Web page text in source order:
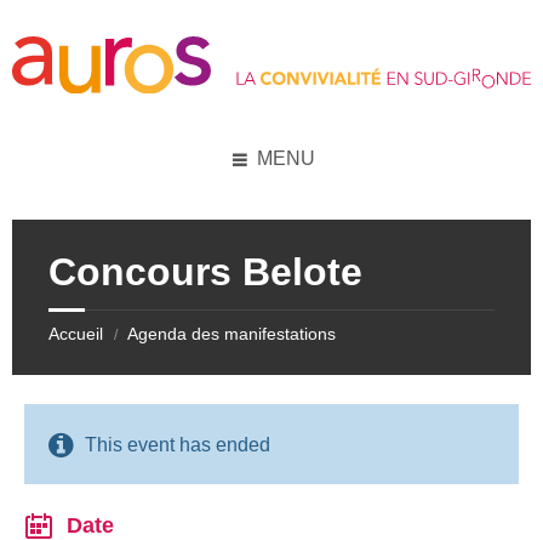
content
left
sidebar
right
sidebar
footer
MENU
Concours Belote
Accueil / Agenda des manifestations
This event has ended
Date